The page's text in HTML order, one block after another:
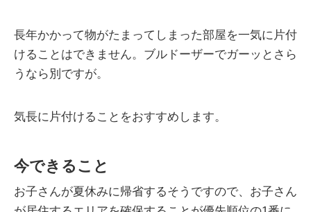
長年かかって物がたまってしまった部屋を一気に片付
けることはできません。ブルドーザーでガーッとさら
うなら別ですが。
気長に片付けることをおすすめします。
今できること
お子さんが夏休みに帰省するそうですので、お子さん